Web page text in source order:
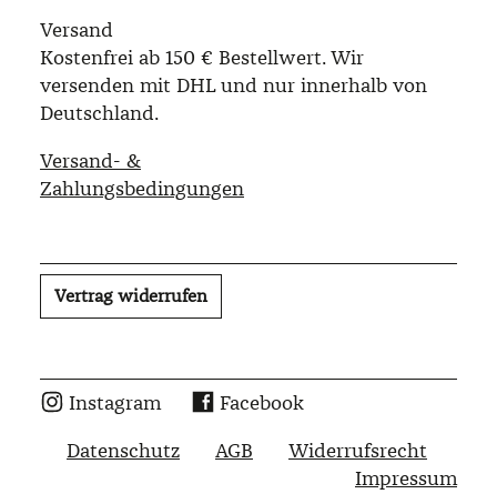
Versand
Kostenfrei ab 150 € Bestellwert. Wir
versenden mit DHL und nur innerhalb von
Deutschland.
Versand- &
Zahlungsbedingungen
Vertrag widerrufen
Instagram
Facebook
Datenschutz
AGB
Widerrufsrecht
Impressum